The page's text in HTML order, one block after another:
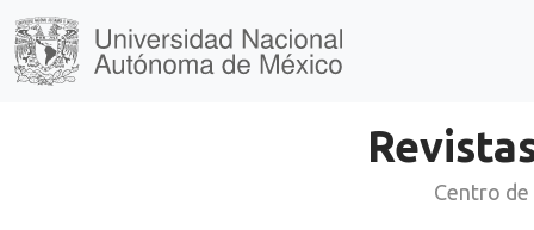
Centro de